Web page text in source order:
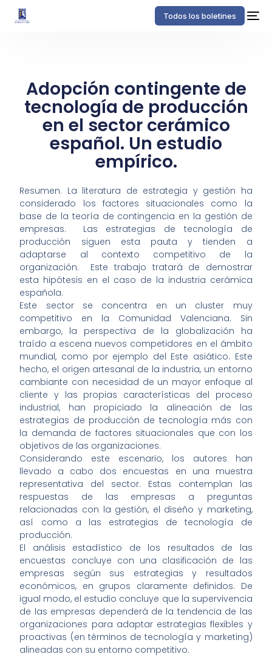
Todos los boletines
Adopción contingente de
tecnología de producción
en el sector cerámico
español. Un estudio
empírico.
Resumen. La literatura de estrategia y gestión ha
considerado los factores situacionales como la
base de la teoría de contingencia en la gestión de
empresas. Las estrategias de tecnología de
producción siguen esta pauta y tienden a
adaptarse al contexto competitivo de la
organización. Este trabajo tratará de demostrar
esta hipótesis en el caso de la industria cerámica
española.
Este sector se concentra en un cluster muy
competitivo en la Comunidad Valenciana. Sin
embargo, la perspectiva de la globalización ha
traído a escena nuevos competidores en el ámbito
mundial, como por ejemplo del Este asiático. Este
hecho, el origen artesanal de la industria, un entorno
cambiante con necesidad de un mayor enfoque al
cliente y las propias características del proceso
industrial, han propiciado la alineación de las
estrategias de producción de tecnología más con
la demanda de factores situacionales que con los
objetivos de las organizaciones.
Considerando este escenario, los autores han
llevado a cabo dos encuestas en una muestra
representativa del sector. Estas contemplan las
respuestas de las empresas a preguntas
relacionadas con la gestión, el diseño y marketing,
así como a las estrategias de tecnología de
producción.
El análisis estadístico de los resultados de las
encuestas concluye con una clasificación de las
empresas según sus estrategias y resultados
económicos, en grupos claramente definidos. De
igual modo, el estudio concluye que la supervivencia
de las empresas dependerá de la tendencia de las
organizaciones para adaptar estrategias flexibles y
proactivas (en términos de tecnología y marketing)
alineadas con su entorno competitivo.